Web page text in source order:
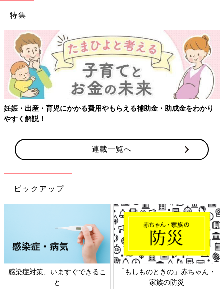
特集
妊娠・出産・育児にかかる費用やもらえる補助金・助成金をわかり
やすく解説！
連載一覧へ
ピックアップ
感染症対策、いますぐできるこ
と
「もしものときの」赤ちゃん・
家族の防災